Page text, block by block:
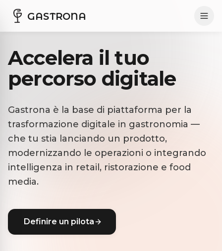
GASTRONA
Accelera il tuo
percorso digitale
Gastrona è la base di piattaforma per la
trasformazione digitale in gastronomia —
che tu stia lanciando un prodotto,
modernizzando le operazioni o integrando
intelligenza in retail, ristorazione e food
media.
Definire un pilota